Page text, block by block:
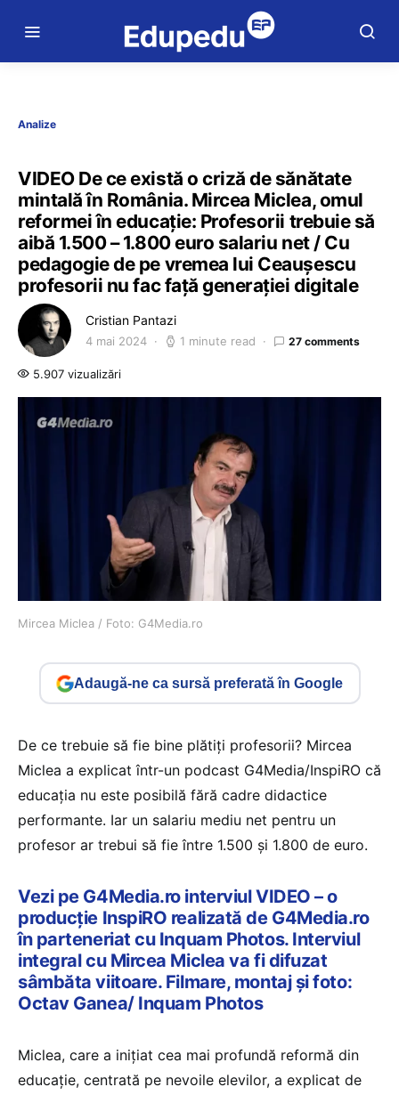
Analize
VIDEO De ce există o criză de sănătate
mintală în România. Mircea Miclea, omul
reformei în educație: Profesorii trebuie să
aibă 1.500 – 1.800 euro salariu net / Cu
pedagogie de pe vremea lui Ceaușescu
profesorii nu fac față generației digitale
Cristian Pantazi
4 mai 2024 1 minute read 27 comments
5.907 vizualizări
Mircea Miclea / Foto: G4Media.ro
Adaugă-ne ca sursă preferată în Google
De ce trebuie să fie bine plătiți profesorii? Mircea
Miclea a explicat într-un podcast G4Media/InspiRO că
educația nu este posibilă fără cadre didactice
performante. Iar un salariu mediu net pentru un
profesor ar trebui să fie între 1.500 și 1.800 de euro.
Vezi pe G4Media.ro interviul VIDEO – o
producție InspiRO realizată de G4Media.ro
în parteneriat cu Inquam Photos. Interviul
integral cu Mircea Miclea va fi difuzat
sâmbăta viitoare. Filmare, montaj și foto:
Octav Ganea/ Inquam Photos
Miclea, care a inițiat cea mai profundă reformă din
educație, centrată pe nevoile elevilor, a explicat de